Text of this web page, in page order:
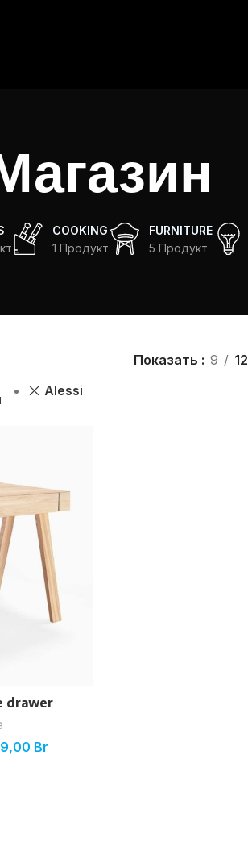
COOKING
1 Продукт
FURNITURE
5 Продукт
Показать 9 12
Alessi
drawer
Br